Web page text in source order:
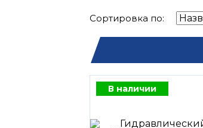
Сортировка по:
В наличии